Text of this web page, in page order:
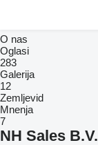
O nas
Oglasi
283
Galerija
12
Zemljevid
Mnenja
7
NH Sales B.V.